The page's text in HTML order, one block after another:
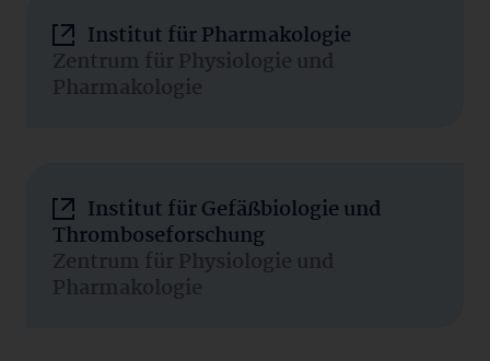
Institut für Pharmakologie
Zentrum für Physiologie und
Pharmakologie
Institut für Gefäßbiologie und
Thromboseforschung
Zentrum für Physiologie und
Pharmakologie